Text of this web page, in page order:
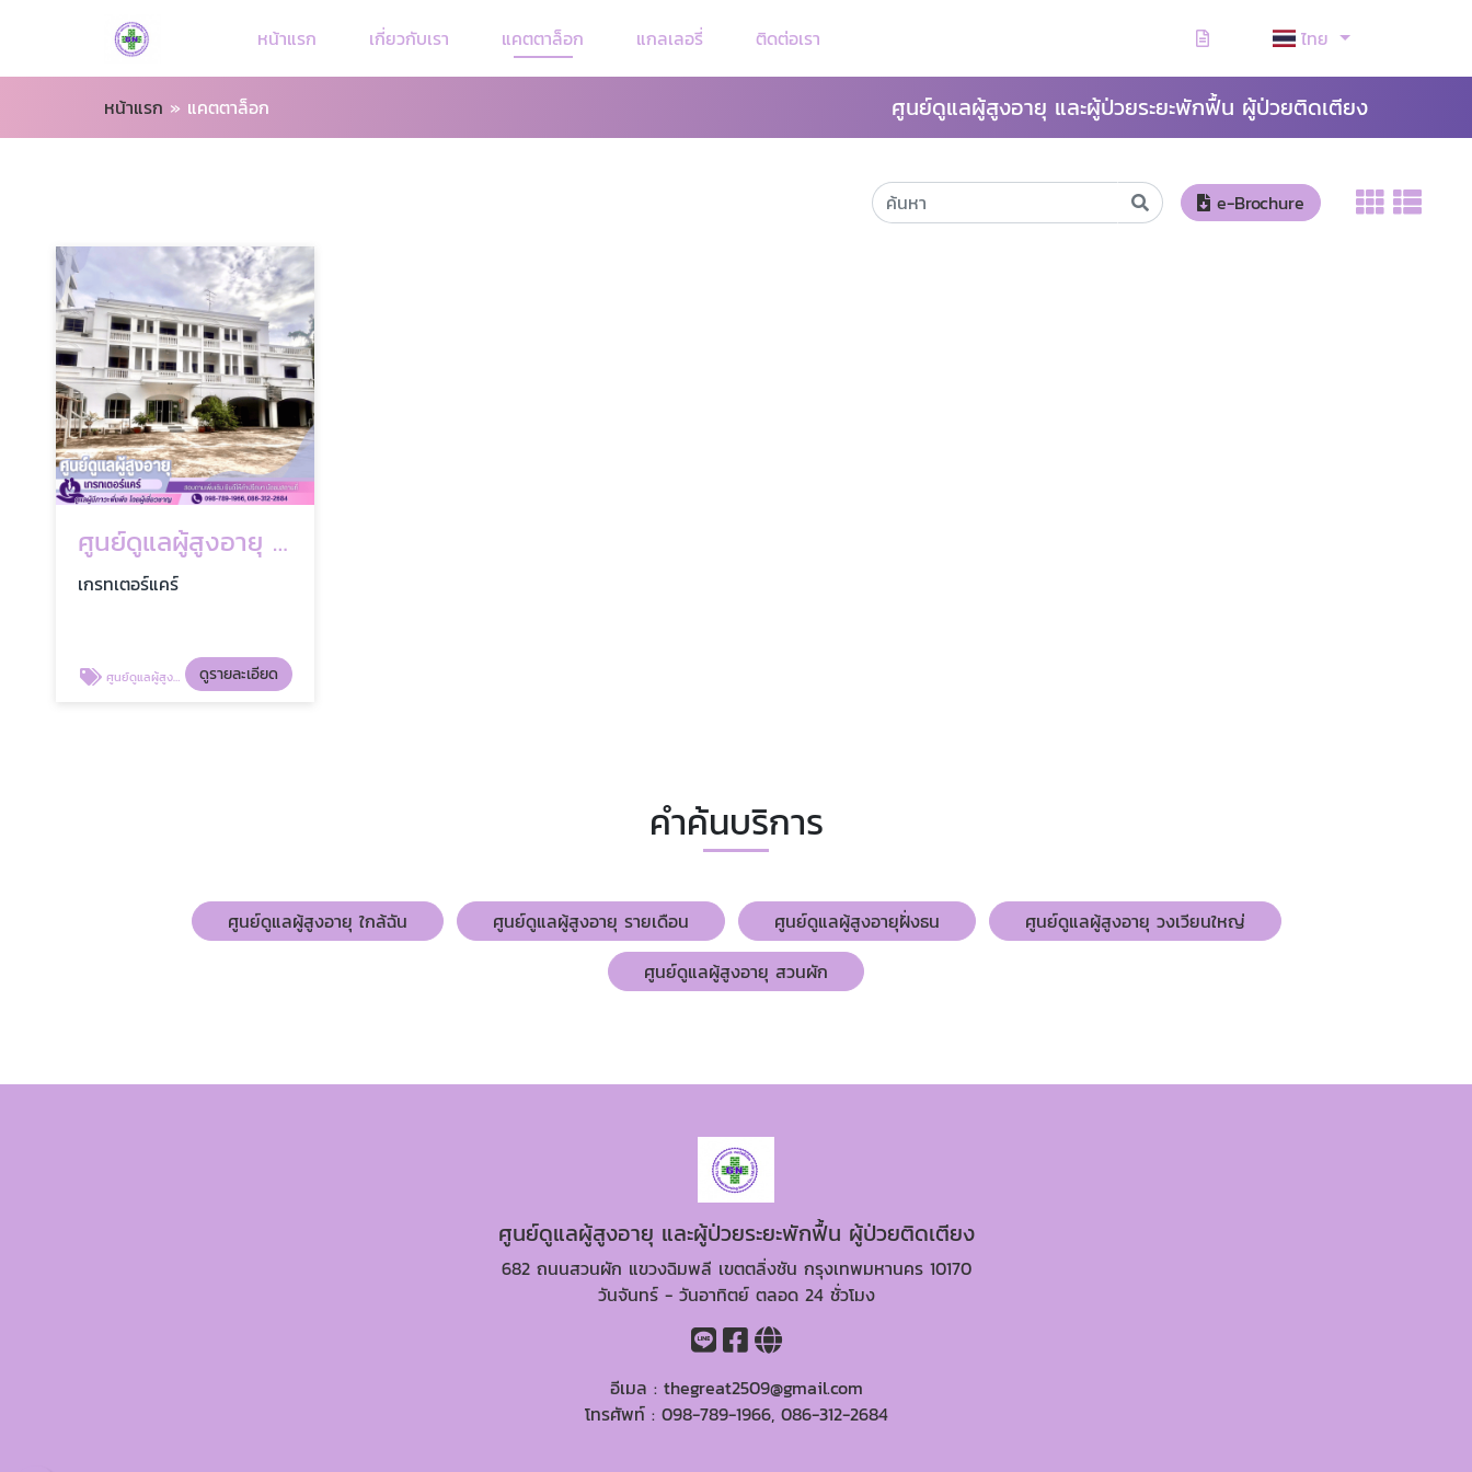
หน้าแรก เกี่ยวกับเรา แคตตาล็อก แกลเลอรี่ ติดต่อเรา ไทย
หน้าแรก » แคตตาล็อก ศูนย์ดูแลผู้สูงอายุ และผู้ป่วยระยะพักฟื้น ผู้ป่วยติดเตียง
e-Brochure
ศูนย์ดูแลผู้สูงอายุ วงเวียนใหญ่
เกรทเตอร์แคร์
ศูนย์ดูแลผู้สูงอายุ วงเวียนใหญ่ ดูรายละเอียด
คำค้นบริการ
ศูนย์ดูแลผู้สูงอายุ ใกล้ฉัน ศูนย์ดูแลผู้สูงอายุ รายเดือน ศูนย์ดูแลผู้สูงอายุฝั่งธน
ศูนย์ดูแลผู้สูงอายุ วงเวียนใหญ่
ศูนย์ดูแลผู้สูงอายุ สวนผัก
ศูนย์ดูแลผู้สูงอายุ และผู้ป่วยระยะพักฟื้น ผู้ป่วยติดเตียง
682 ถนนสวนผัก แขวงฉิมพลี เขตตลิ่งชัน กรุงเทพมหานคร 10170
วันจันทร์ - วันอาทิตย์ ตลอด 24 ชั่วโมง
อีเมล : thegreat2509@gmail.com
โทรศัพท์ : 098-789-1966, 086-312-2684